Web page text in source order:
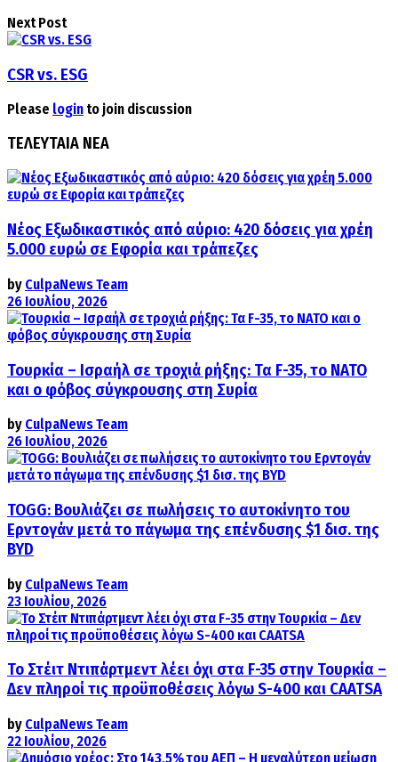
Next Post
CSR vs. ESG
Please login to join discussion
ΤΕΛΕΥΤΑΙΑ ΝΕΑ
Νέος Εξωδικαστικός από αύριο: 420 δόσεις για χρέη
5.000 ευρώ σε Εφορία και τράπεζες
by CulpaNews Team
26 Ιουλίου, 2026
Τουρκία – Ισραήλ σε τροχιά ρήξης: Τα F-35, το ΝΑΤΟ
και ο φόβος σύγκρουσης στη Συρία
by CulpaNews Team
26 Ιουλίου, 2026
TOGG: Βουλιάζει σε πωλήσεις το αυτοκίνητο του
Ερντογάν μετά το πάγωμα της επένδυσης $1 δισ. της
BYD
by CulpaNews Team
23 Ιουλίου, 2026
Το Στέιτ Ντιπάρτμεντ λέει όχι στα F-35 στην Τουρκία –
Δεν πληροί τις προϋποθέσεις λόγω S-400 και CAATSA
by CulpaNews Team
22 Ιουλίου, 2026